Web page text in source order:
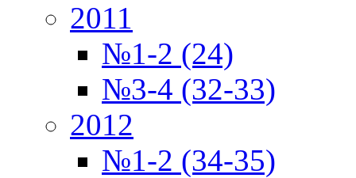
2011
№1-2 (24)
№3-4 (32-33)
2012
№1-2 (34-35)